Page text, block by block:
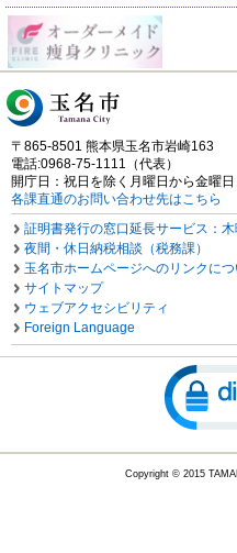
〒865-8501 熊本県玉名市岩崎163
電話:0968-75-1111（代表）
開庁日：祝日を除く月曜日から金曜
各課直通のお問い合わせ先はこちら
証明書発行の窓口延長サービス：木
夜間・休日納税相談（税務課）
玉名市ホームページへのリンクにつ
サイトマップ
ウェブアクセシビリティ
Foreign Language
Copyright © 2015